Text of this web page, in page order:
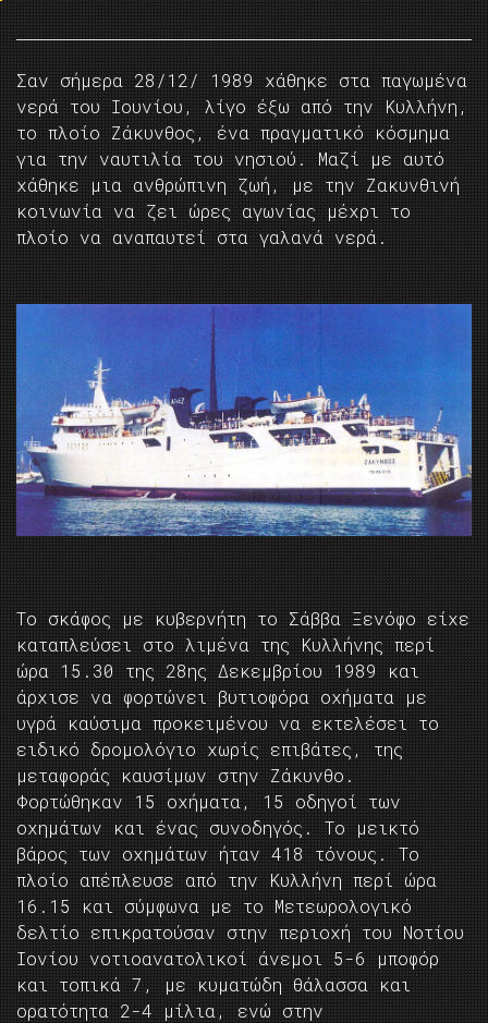
Σαν σήμερα 28/12/ 1989 χάθηκε στα παγωμένα
νερά του Ιουνίου, λίγο έξω από την Κυλλήνη,
το πλοίο Ζάκυνθος, ένα πραγματικό κόσμημα
για την ναυτιλία του νησιού. Μαζί με αυτό
χάθηκε μια ανθρώπινη ζωή, με την Ζακυνθινή
κοινωνία να ζει ώρες αγωνίας μέχρι το
πλοίο να αναπαυτεί στα γαλανά νερά.
Το σκάφος με κυβερνήτη το Σάββα Ξενόφο είχε
καταπλεύσει στο λιμένα της Κυλλήνης περί
ώρα 15.30 της 28ης Δεκεμβρίου 1989 και
άρχισε να φορτώνει βυτιοφόρα οχήματα με
υγρά καύσιμα προκειμένου να εκτελέσει το
ειδικό δρομολόγιο χωρίς επιβάτες, της
μεταφοράς καυσίμων στην Ζάκυνθο.
Φορτώθηκαν 15 οχήματα, 15 οδηγοί των
οχημάτων και ένας συνοδηγός. Το μεικτό
βάρος των οχημάτων ήταν 418 τόνους. Το
πλοίο απέπλευσε από την Κυλλήνη περί ώρα
16.15 και σύμφωνα με το Μετεωρολογικό
δελτίο επικρατούσαν στην περιοχή του Νοτίου
Ιονίου νοτιοανατολικοί άνεμοι 5-6 μποφόρ
και τοπικά 7, με κυματώδη θάλασσα και
ορατότητα 2-4 μίλια, ενώ στην